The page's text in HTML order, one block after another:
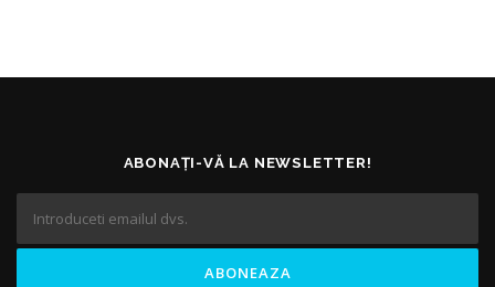
ABONAȚI-VĂ LA NEWSLETTER!